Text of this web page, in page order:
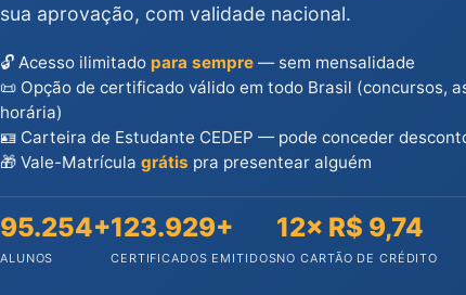
sua aprovação, com validade nacional.
🔓 Acesso ilimitado para sempre — sem mensalidade
📜 Opção de certificado válido em todo Brasil (concursos,
horária)
🪪 Carteira de Estudante CEDEP — pode conceder
🎁 Vale-Matrícula grátis pra presentear alguém
95.254+
ALUNOS
123.929+
CERTIFICADOS EMITIDOS
12× R$ 9,74
NO CARTÃO DE CRÉDITO